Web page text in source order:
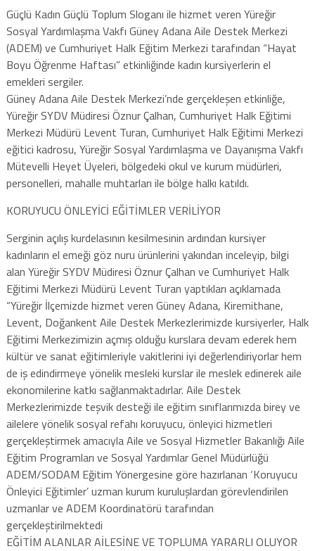
Güçlü Kadın Güçlü Toplum Sloganı ile hizmet veren Yüreğir
Sosyal Yardımlaşma Vakfı Güney Adana Aile Destek Merkezi
(ADEM) ve Cumhuriyet Halk Eğitim Merkezi tarafından “Hayat
Boyu Öğrenme Haftası” etkinliğinde kadın kursiyerlerin el
emekleri sergiler.
Güney Adana Aile Destek Merkezi’nde gerçekleşen etkinliğe,
Yüreğir SYDV Müdiresi Öznur Çalhan, Cumhuriyet Halk Eğitimi
Merkezi Müdürü Levent Turan, Cumhuriyet Halk Eğitimi Merkezi
eğitici kadrosu, Yüreğir Sosyal Yardımlaşma ve Dayanışma Vakfı
Mütevelli Heyet Üyeleri, bölgedeki okul ve kurum müdürleri,
personelleri, mahalle muhtarları ile bölge halkı katıldı.
KORUYUCU ÖNLEYİCİ EĞİTİMLER VERİLİYOR
Serginin açılış kurdelasının kesilmesinin ardından kursiyer
kadınların el emeği göz nuru ürünlerini yakından inceleyip, bilgi
alan Yüreğir SYDV Müdiresi Öznur Çalhan ve Cumhuriyet Halk
Eğitimi Merkezi Müdürü Levent Turan yaptıkları açıklamada
“Yüreğir İlçemizde hizmet veren Güney Adana, Kiremithane,
Levent, Doğankent Aile Destek Merkezlerimizde kursiyerler, Halk
Eğitimi Merkezimizin açmış olduğu kurslara devam ederek hem
kültür ve sanat eğitimleriyle vakitlerini iyi değerlendiriyorlar hem
de iş edindirmeye yönelik mesleki kurslar ile meslek edinerek aile
ekonomilerine katkı sağlanmaktadırlar. Aile Destek
Merkezlerimizde teşvik desteği ile eğitim sınıflarımızda birey ve
ailelere yönelik sosyal refahı koruyucu, önleyici hizmetleri
gerçekleştirmek amacıyla Aile ve Sosyal Hizmetler Bakanlığı Aile
Eğitim Programları ve Sosyal Yardımlar Genel Müdürlüğü
ADEM/SODAM Eğitim Yönergesine göre hazırlanan ‘Koruyucu
Önleyici Eğitimler’ uzman kurum kuruluşlardan görevlendirilen
uzmanlar ve ADEM Koordinatörü tarafından
gerçekleştirilmektedi
EĞİTİM ALANLAR AİLESİNE VE TOPLUMA YARARLI OLUYOR